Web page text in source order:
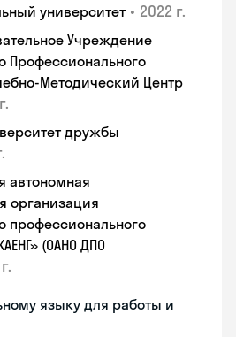
университет • 2022 г.
Учреждение
Профессионального
Методический Центр
дружбы
автономная
организация
профессионального
(ОАНО ДПО
языку для работы и